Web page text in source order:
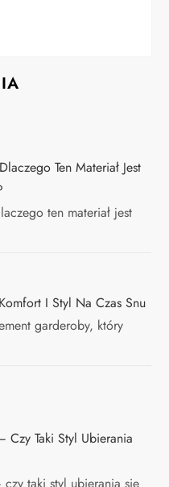
Ten Materiał Jest
ten materiał jest
I Styl Na Czas Snu
garderoby, który
Taki Styl Ubierania